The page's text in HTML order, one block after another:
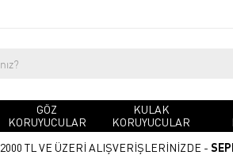
GÖZ
KORUYUCULAR
KULAK
KORUYUCULAR
2000 TL VE ÜZERİ ALIŞVERİŞLERİNİZDE -